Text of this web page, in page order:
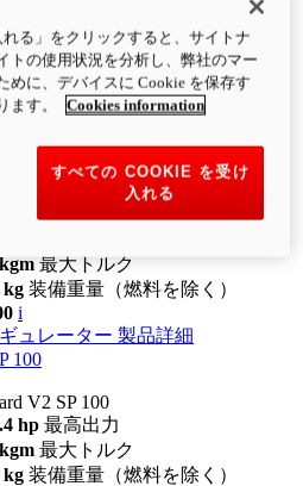
V2
hp最高出力
最大トルク
kg装備重量（燃料を除く）
ギュレーター 製品詳細
V2 SP
最大トルク
kg 装備重量（燃料を除く）
i
ュレーター 製品詳細
100
V2 SP 100
hp 最高出力
最大トルク
kg 装備重量（燃料を除く）
れる」をクリックすると、サイトナ
トの使用状況を分析し、弊社のマー
めに、デバイスに Cookie を保存す
ます。
Cookies information
すべての COOKIE を受け
入れる